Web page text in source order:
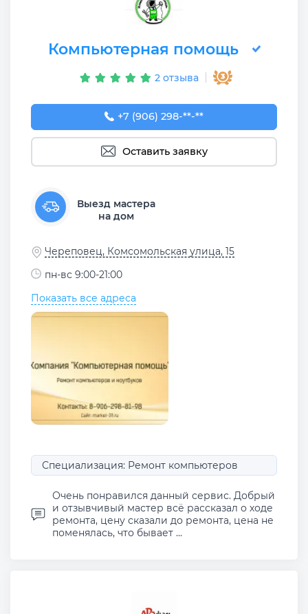
Компьютерная помощь
2 отзыва
+7 (906) 298-81-98
+7 (906) 298-**-**
Оставить заявку
Выезд мастера
на дом
Череповец, Комсомольская улица, 15
пн-вс 9:00-21:00
Показать все адреса
Специализация: Ремонт компьютеров
Очень понравился данный сервис. Добрый
и отзывчивый мастер всё рассказал о ходе
ремонта, цену сказали до ремонта, цена не
поменялась, что бывает ...